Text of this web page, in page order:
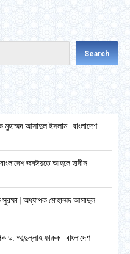
Search
আসাদুল ইসলাম | বাংলাদেশ
জমঈয়তে আহলে হাদীস |
সুরক্ষা | অধ্যাপক মোহাম্মদ আসাদুল
ড. আব্দুল্লাহ ফারুক | বাংলাদেশ